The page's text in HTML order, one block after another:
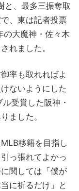
と、最多三振奪取
、東は記者投票
の大魔神・佐々木
れました。
率も取れればよ
ないようにした
受賞した阪神・
ました。
移籍を目指し
っ張れてよかっ
関しては「僕が
に祈るだけ」と